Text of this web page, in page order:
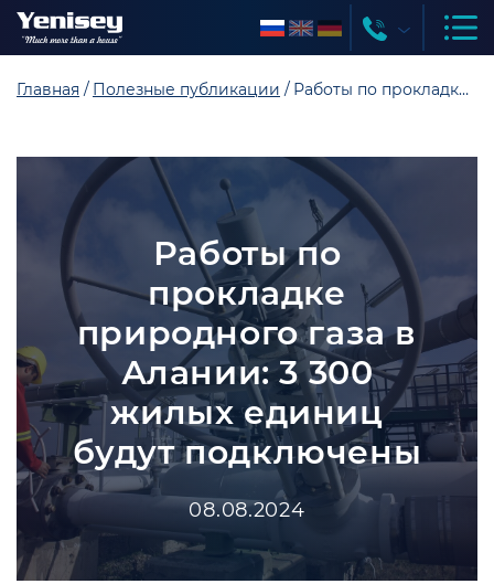
Главная Полезные публикации Работы по прокладке природного газа в Алании: 3 300 жилых единиц будут подключены
Работы по
прокладке
природного газа в
Алании: 3 300
жилых единиц
будут подключены
08.08.2024